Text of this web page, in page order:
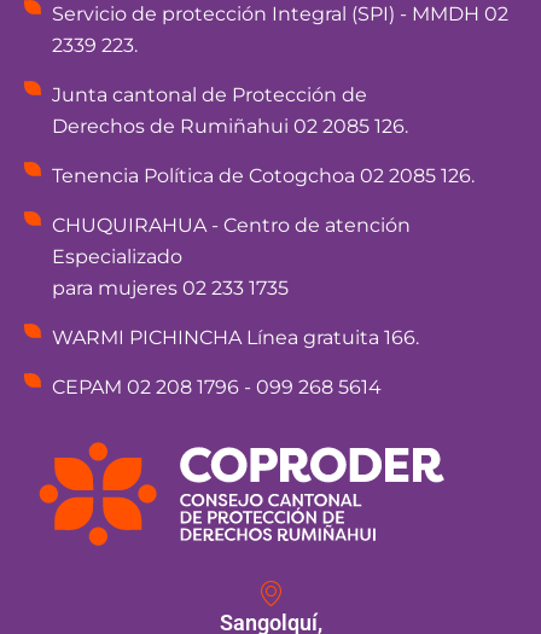
Servicio de protección Integral (SPI) - MMDH 02
2339 223.
Junta cantonal de Protección de
Derechos de Rumiñahui 02 2085 126.
Tenencia Política de Cotogchoa 02 2085 126.
CHUQUIRAHUA - Centro de atención
Especializado
para mujeres 02 233 1735
WARMI PICHINCHA Línea gratuita 166.
CEPAM 02 208 1796 - 099 268 5614
Sangolquí,